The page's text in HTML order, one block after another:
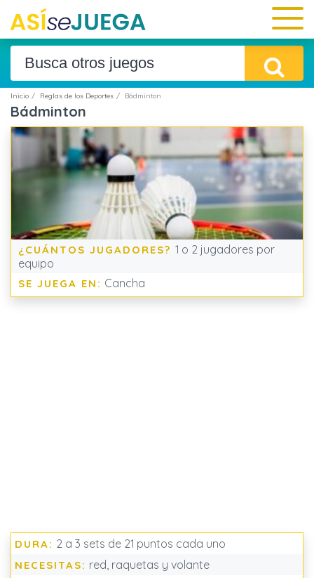
Inicio Reglas de los Deportes Bádminton
Bádminton
¿CUÁNTOS JUGADORES? 1 o 2 jugadores por
equipo
SE JUEGA EN: Cancha
DURA: 2 a 3 sets de 21 puntos cada uno
NECESITAS: red, raquetas y volante